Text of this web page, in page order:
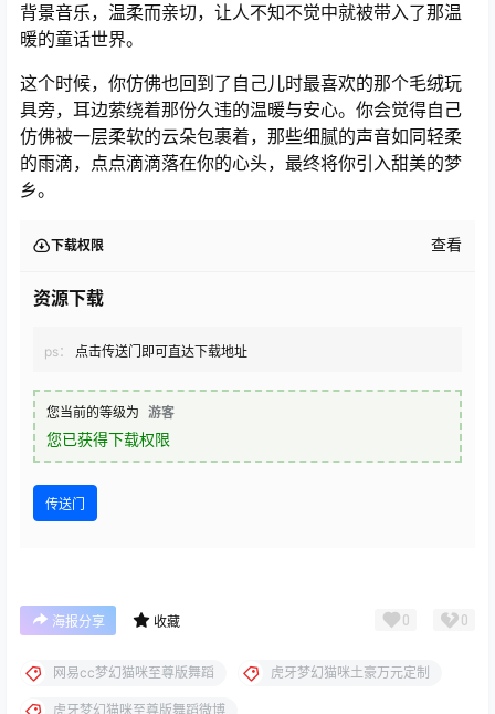
背景音乐，温柔而亲切，让人不知不觉中就被带入了那温
暖的童话世界。
这个时候，你仿佛也回到了自己儿时最喜欢的那个毛绒玩
具旁，耳边萦绕着那份久违的温暖与安心。你会觉得自己
仿佛被一层柔软的云朵包裹着，那些细腻的声音如同轻柔
的雨滴，点点滴滴落在你的心头，最终将你引入甜美的梦
乡。
下载权限 查看
资源下载
ps： 点击传送门即可直达下载地址
您当前的等级为 游客
您已获得下载权限
传送门
海报分享 收藏 0 0
网易cc梦幻猫咪至尊版舞蹈 虎牙梦幻猫咪土豪万元定制
虎牙梦幻猫咪至尊版舞蹈微博